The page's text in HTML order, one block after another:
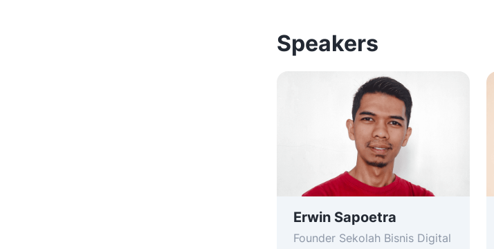
Speakers
Erwin Sapoetra
Founder Sekolah Bisnis Digital